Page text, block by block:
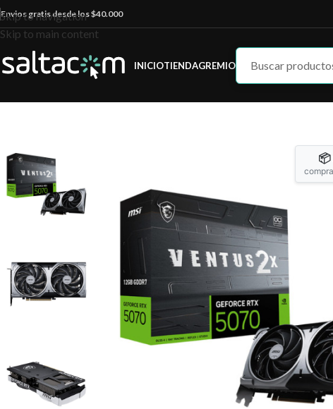
Skip to navigation
Skip to main content
Envios gratis desde los $40.000
INICIOTIENDAGREMIO
📦